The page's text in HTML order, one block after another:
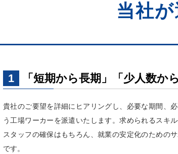
当社
1 「短期から長期」「少人数
貴社のご要望を詳細にヒアリングし、必要な期間、
う工場ワーカーを派遣いたします。求められるスキ
スタッフの確保はもちろん、就業の安定化のための
です。